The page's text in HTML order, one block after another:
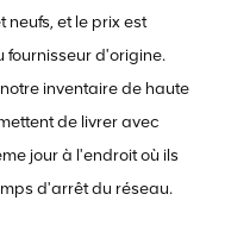
et le prix est
fournisseur d'origine.
inventaire de haute
de livrer avec
jour à l'endroit où ils
d'arrêt du réseau.